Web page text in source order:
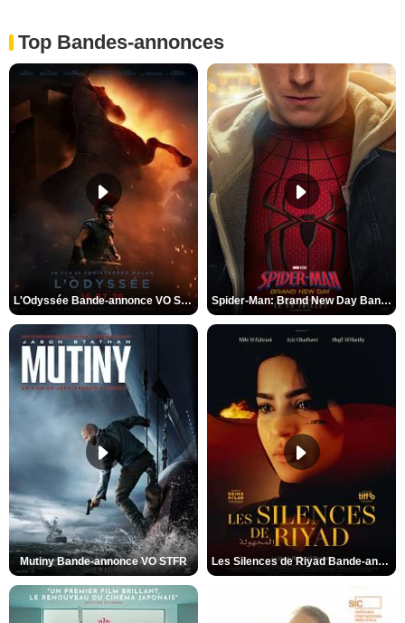
Top Bandes-annonces
L'Odyssée Bande-annonce VO STFR Spider-Man: Brand New Day Bande-annonce VO STFR
Mutiny Bande-annonce VO STFR Les Silences de Riyad Bande-annonce VO STFR